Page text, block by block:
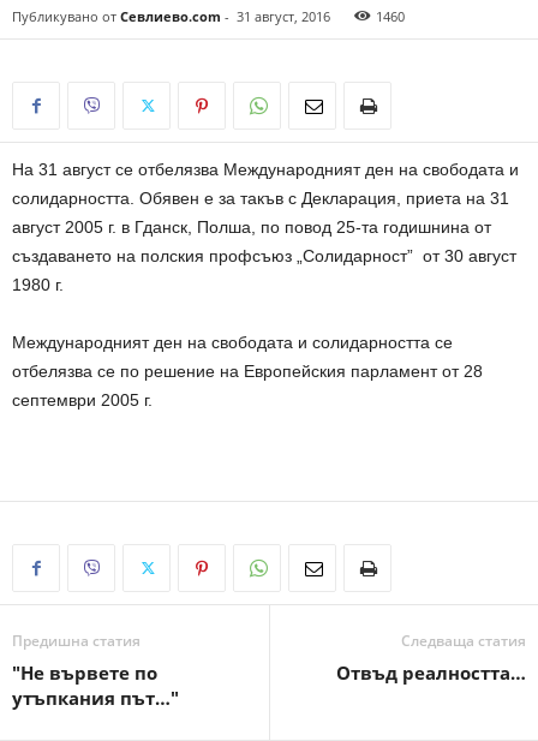
Публикувано от Севлиево.com - 31 август, 2016 1460
На 31 август се отбелязва Международният ден на свободата и
солидарността. Обявен е за такъв с Декларация, приета на 31
август 2005 г. в Гданск, Полша, по повод 25-та годишнина от
създаването на полския профсъюз „Солидарност” от 30 август
1980 г.
Международният ден на свободата и солидарността се
отбелязва се по решение на Европейския парламент от 28
септември 2005 г.
Предишна статия
"Не вървете по
утъпкания път…"
Следваща статия
Отвъд реалността…